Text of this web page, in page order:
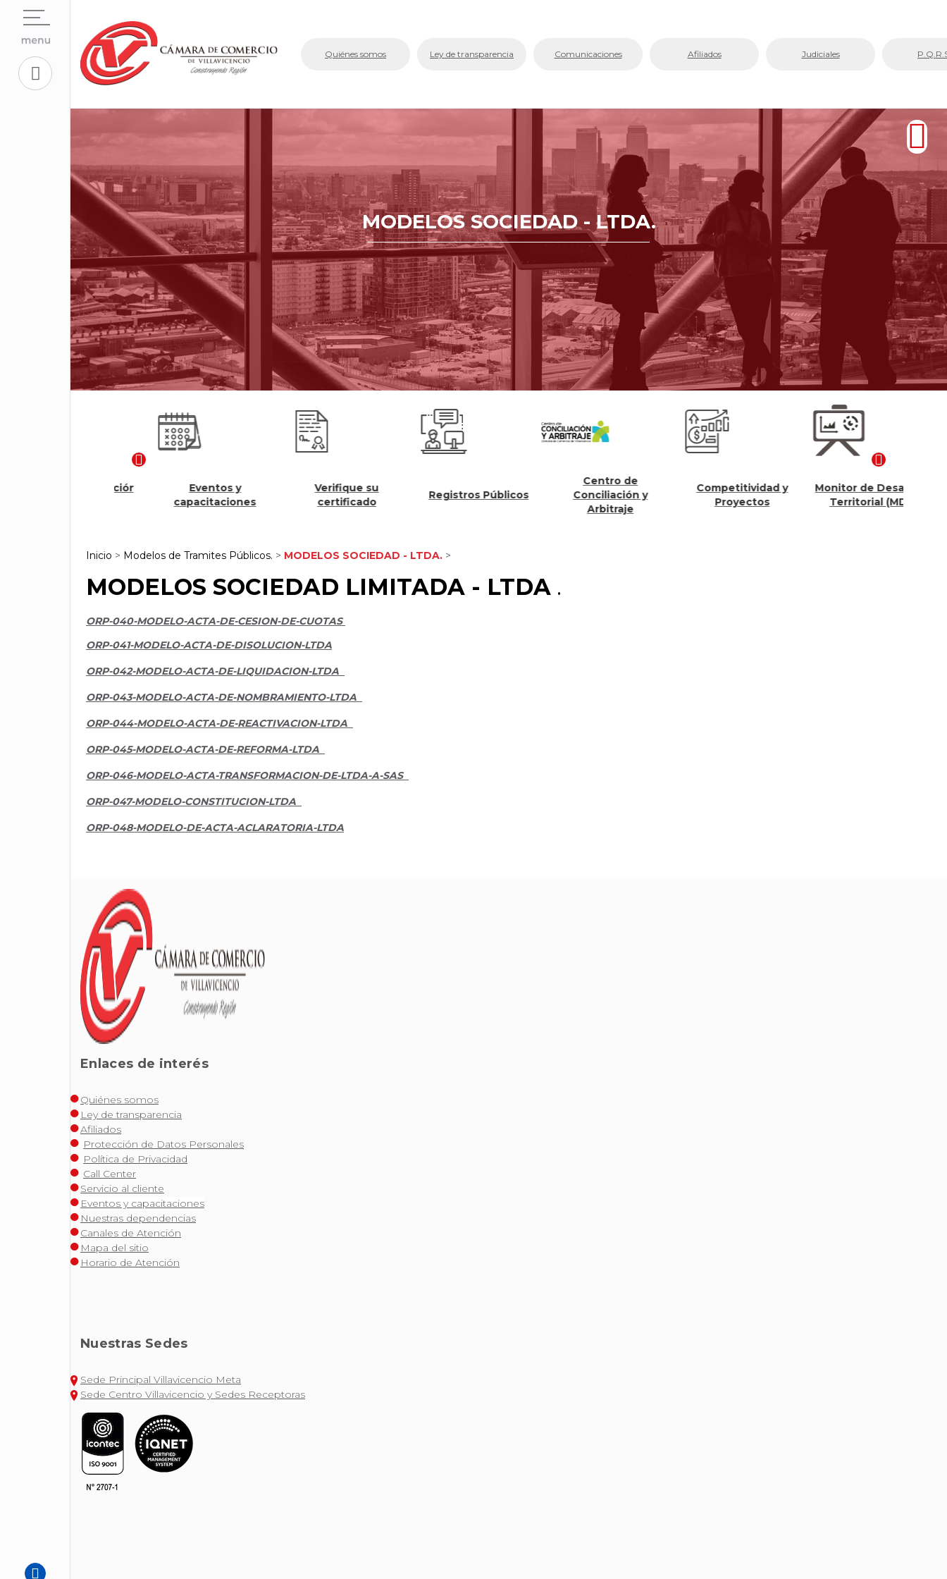
La Cámara
Servicios En Línea.
Open submenu (Competitividad y Proyectos)
Trabaje con Nosotros
Open submenu (Aplicativos Corporativos.)
Aplicativos Corporativos.
Eventos y
capacitaciones
Verifique su
certificado
Registros Públicos
Centro de
Conciliación y
Arbitraje
Competitividad y
Proyectos
Monitor de Desarrollo
Territorial (MDT)
Inicio > Modelos de Tramites Públicos. > MODELOS SOCIEDAD - LTDA. >
MODELOS SOCIEDAD - LTDA.
MODELOS SOCIEDAD LIMITADA - LTDA .
ORP-040-MODELO-ACTA-DE-CESION-DE-CUOTAS
ORP-041-MODELO-ACTA-DE-DISOLUCION-LTDA
ORP-042-MODELO-ACTA-DE-LIQUIDACION-LTDA
ORP-043-MODELO-ACTA-DE-NOMBRAMIENTO-LTDA
ORP-044-MODELO-ACTA-DE-REACTIVACION-LTDA
ORP-045-MODELO-ACTA-DE-REFORMA-LTDA
ORP-046-MODELO-ACTA-TRANSFORMACION-DE-LTDA-A-SAS
ORP-047-MODELO-CONSTITUCION-LTDA
ORP-048-MODELO-DE-ACTA-ACLARATORIA-LTDA
Enlaces de interés
Quiénes somos
Ley de transparencia
Afiliados
Protección de Datos Personales
Política de Privacidad
Call Center
Servicio al cliente
Eventos y capacitaciones
Nuestras dependencias
Canales de Atención
Mapa del sitio
Horario de Atención
Nuestras Sedes
Sede Principal Villavicencio Meta
Sede Centro Villavicencio y Sedes Receptoras
Quiénes somos Ley de transparencia Comunicaciones Afiliados Judiciales